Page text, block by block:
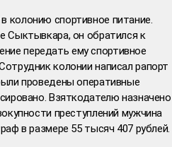
колонию спортивное питание.
Сыктывкара, он обратился к
передать ему спортивное
колонии написал рапорт
проведены оперативные
Взяткодателю назначено
преступлений мужчина
в размере 55 тысяч 407 рублей.